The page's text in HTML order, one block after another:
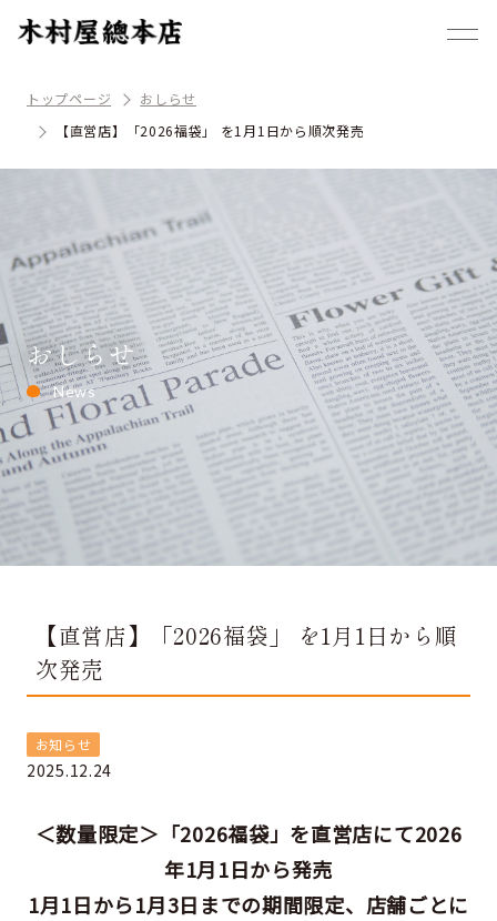
トップページ
おしらせ
【直営店】「2026福袋」 を1月1日から順次発売
おしらせ
News
【直営店】「2026福袋」 を1月1日から順
次発売
お知らせ
2025.12.24
＜数量限定＞「2026福袋」を直営店にて2026
年1月1日から発売
1月1日から1月3日までの期間限定、店舗ごとに